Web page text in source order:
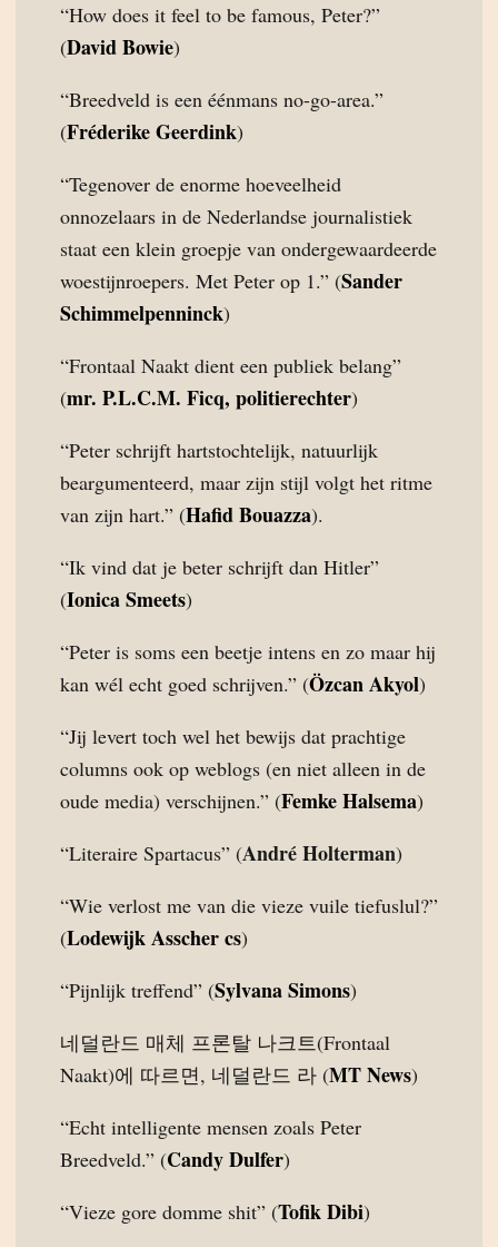
“How does it feel to be famous, Peter?”
(David Bowie)
“Breedveld is een éénmans no-go-area.”
(Fréderike Geerdink)
“Tegenover de enorme hoeveelheid
onnozelaars in de Nederlandse journalistiek
staat een klein groepje van ondergewaardeerde
woestijnroepers. Met Peter op 1.” (Sander
Schimmelpenninck)
“Frontaal Naakt dient een publiek belang”
(mr. P.L.C.M. Ficq, politierechter)
“Peter schrijft hartstochtelijk, natuurlijk
beargumenteerd, maar zijn stijl volgt het ritme
van zijn hart.” (Hafid Bouazza).
“Ik vind dat je beter schrijft dan Hitler”
(Ionica Smeets)
“Peter is soms een beetje intens en zo maar hij
kan wél echt goed schrijven.” (Özcan Akyol)
“Jij levert toch wel het bewijs dat prachtige
columns ook op weblogs (en niet alleen in de
oude media) verschijnen.” (Femke Halsema)
“Literaire Spartacus” (André Holterman)
“Wie verlost me van die vieze vuile tiefuslul?”
(Lodewijk Asscher cs)
“Pijnlijk treffend” (Sylvana Simons)
네덜란드 매체 프론탈 나크트(Frontaal
Naakt)에 따르면, 네덜란드 라 (MT News)
“Echt intelligente mensen zoals Peter
Breedveld.” (Candy Dulfer)
“Vieze gore domme shit” (Tofik Dibi)